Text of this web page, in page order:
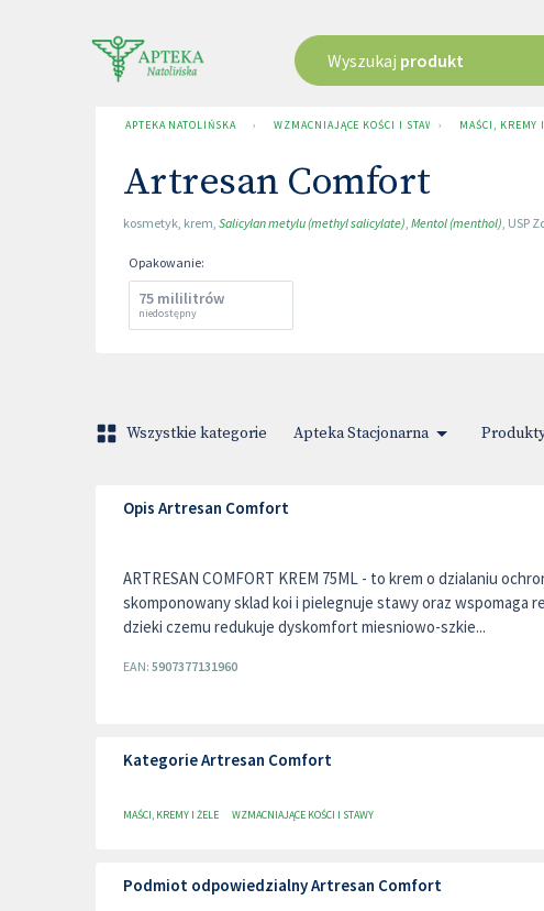
Wyszukaj produkt
APTEKA NATOLIŃSKA › WZMACNIAJĄCE KOŚCI I STAWY› MAŚCI, KREMY
Artresan Comfort
kosmetyk, krem, Salicylan metylu (methyl salicylate), Mentol (menthol), USP
Opakowanie:
75 mililitrów
niedostępny
Wszystkie kategorie Apteka Stacjonarna
Opis Artresan Comfort
ARTRESAN COMFORT KREM 75ML - to krem o dzialaniu
skomponowany sklad koi i pielegnuje stawy oraz wspomaga
dzieki czemu redukuje dyskomfort miesniowo-szkie...
EAN: 5907377131960
Kategorie Artresan Comfort
MAŚCI, KREMY I ŻELE WZMACNIAJĄCE KOŚCI I STAWY
Podmiot odpowiedzialny Artresan Comfort